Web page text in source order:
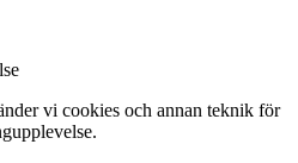
vi cookies och annan teknik för